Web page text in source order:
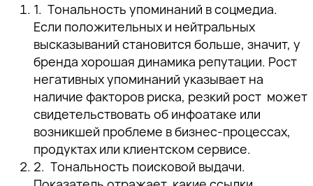
Тональность упоминаний в соцмедиа.
Если положительных и нейтральных
высказываний становится больше, значит, у
бренда хорошая динамика репутации. Рост
негативных упоминаний указывает на
наличие факторов риска, резкий рост может
свидетельствовать об инфоатаке или
возникшей проблеме в бизнес-процессах,
продуктах или клиентском сервисе.
Тональность поисковой выдачи.